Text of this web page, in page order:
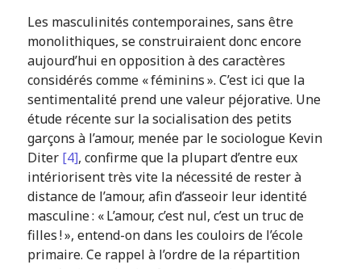
Les masculinités contemporaines, sans être
monolithiques, se construiraient donc encore
aujourd’hui en opposition à des caractères
considérés comme « féminins ». C’est ici que la
sentimentalité prend une valeur péjorative. Une
étude récente sur la socialisation des petits
garçons à l’amour, menée par le sociologue Kevin
Diter [4], confirme que la plupart d’entre eux
intériorisent très vite la nécessité de rester à
distance de l’amour, afin d’asseoir leur identité
masculine : « L’amour, c’est nul, c’est un truc de
filles ! », entend-on dans les couloirs de l’école
primaire. Ce rappel à l’ordre de la répartition